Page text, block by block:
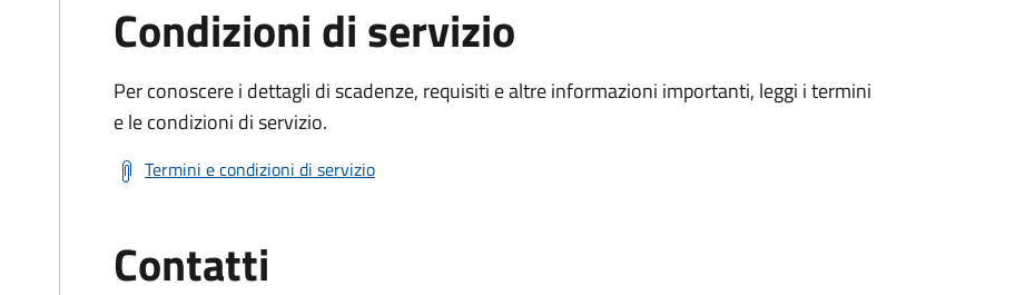
Condizioni di servizio
Per conoscere i dettagli di scadenze, requisiti e altre informazioni importanti, leggi i termini
e le condizioni di servizio.
Termini e condizioni di servizio
Contatti